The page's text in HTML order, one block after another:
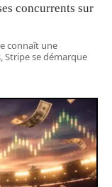
concurrents sur
connaît une
Stripe se démarque